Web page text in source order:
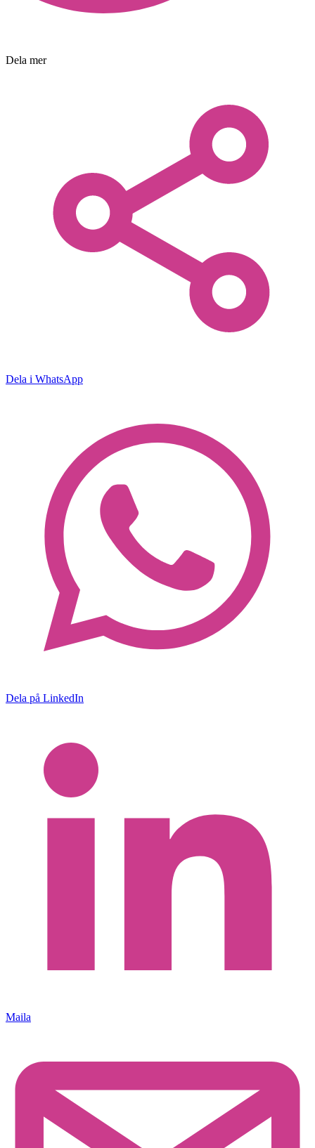
Dela mer
Dela i WhatsApp
Dela på LinkedIn
Maila